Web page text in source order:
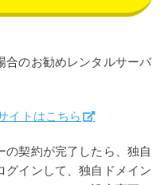
合のお勧めレンタルサーバ
イトはこちら
の契約が完了したら、独自
グインして、独自ドメイン